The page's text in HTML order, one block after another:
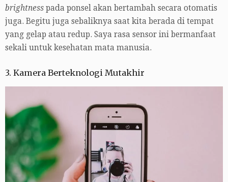
brightness pada ponsel akan bertambah secara otomatis
juga. Begitu juga sebaliknya saat kita berada di tempat
yang gelap atau redup. Saya rasa sensor ini bermanfaat
sekali untuk kesehatan mata manusia.
3. Kamera Berteknologi Mutakhir